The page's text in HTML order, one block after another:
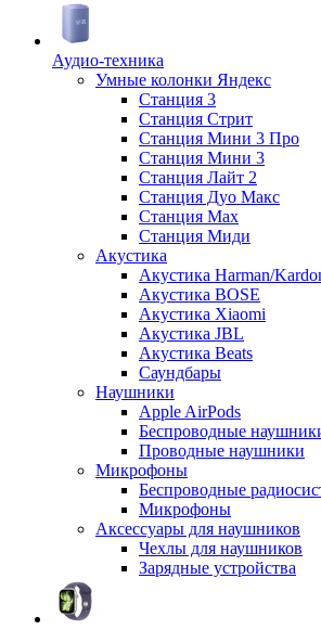
Аудио-техника
Умные колонки Яндекс
Станция 3
Станция Стрит
Станция Мини 3 Про
Станция Мини 3
Станция Лайт 2
Станция Дуо Макс
Станция Max
Станция Миди
Акустика
Акустика Harman/
Акустика BOSE
Акустика Xiaomi
Акустика JBL
Акустика Beats
Саундбары
Наушники
Apple AirPods
Беспроводные
Проводные наушники
Микрофоны
Беспроводные
Микрофоны
Аксессуары для наушников
Чехлы для наушников
Зарядные устройства